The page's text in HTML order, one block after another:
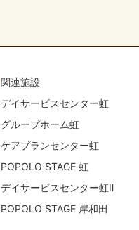
関連施設
デイサービスセンター虹
グループホーム虹
ケアプランセンター虹
POPOLO STAGE 虹
デイサービスセンター虹Ⅱ
POPOLO STAGE 岸和田